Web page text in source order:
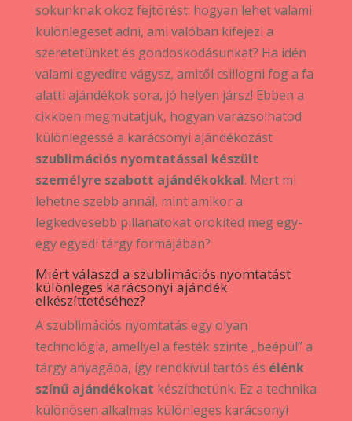
sokunknak okoz fejtörést: hogyan lehet valami
különlegeset adni, ami valóban kifejezi a
szeretetünket és gondoskodásunkat? Ha idén
valami egyedire vágysz, amitől csillogni fog a fa
alatti ajándékok sora, jó helyen jársz! Ebben a
cikkben megmutatjuk, hogyan varázsolhatod
különlegessé a karácsonyi ajándékozást
szublimációs nyomtatással készült
személyre szabott ajándékokkal. Mert mi
lehetne szebb annál, mint amikor a
legkedvesebb pillanatokat örökíted meg egy-
egy egyedi tárgy formájában?
Miért válaszd a szublimációs nyomtatást
különleges karácsonyi ajándék
elkészíttetéséhez?
A szublimációs nyomtatás egy olyan
technológia, amellyel a festék szinte „beépül” a
tárgy anyagába, így rendkívül tartós és élénk
színű ajándékokat készíthetünk. Ez a technika
különösen alkalmas különleges karácsonyi